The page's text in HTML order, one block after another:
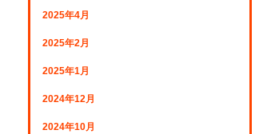
2025年4月
2025年2月
2025年1月
2024年12月
2024年10月